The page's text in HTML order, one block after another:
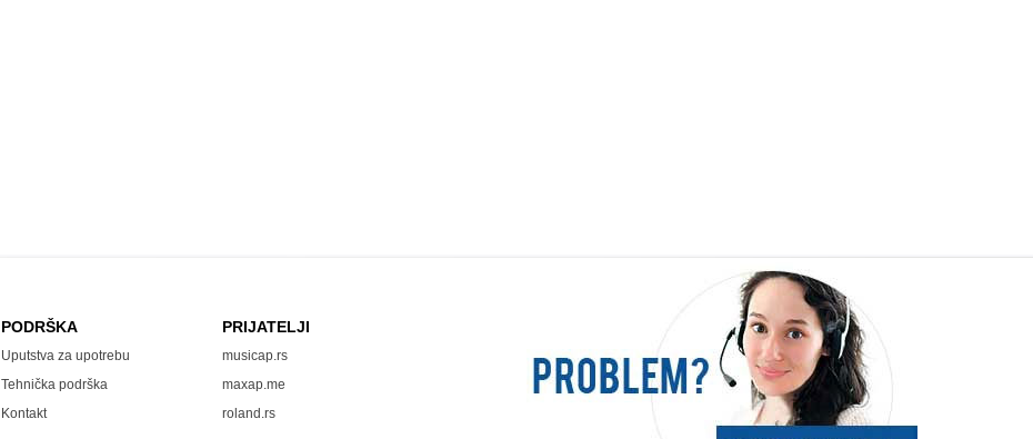
PODRŠKA
Uputstva za upotrebu
Tehnička podrška
Kontakt
PRIJATELJI
musicap.rs
maxap.me
roland.rs